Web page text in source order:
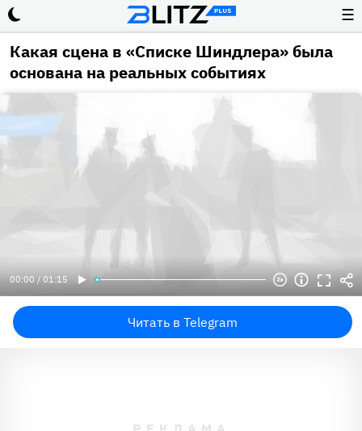
☰
Какая сцена в «Списке Шиндлера» была
основана на реальных событиях
00:00 / 01:15
Читать в Telegram